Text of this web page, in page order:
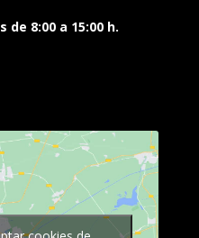
de 8:00 a 15:00 h.